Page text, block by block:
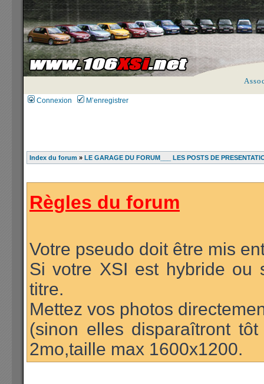
Connexion M’enregistrer
Index du forum » LE GARAGE DU FORUM___ LES POSTS DE
Règles du forum
Votre pseudo doit être mis
Si votre XSI est hybride ou
titre.
Mettez vos photos
(sinon elles disparaîtront
2mo,taille max 1600x1200.